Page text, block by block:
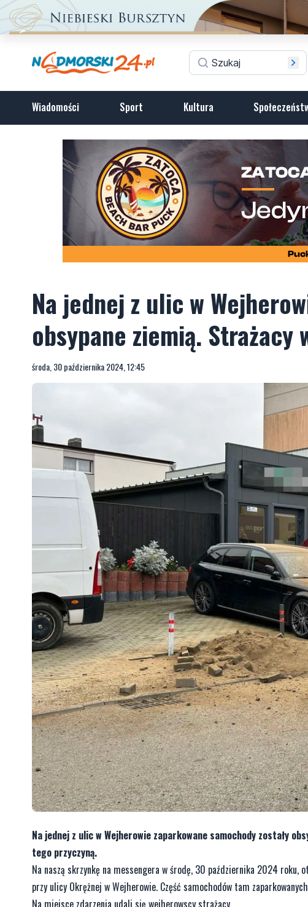
Wiadomości Sport Kultura
Na jednej z ulic w
obsypane ziemią. Strażacy
środa, 30 października 2024, 12:45
Na jednej z ulic w Wejherowie zaparkowane samochody zostały
tego przyczyną.
Na naszą skrzynkę na messengera w środę, 30 października 2024
przy ulicy Okrężnej w Wejherowie. Część samochodów tam
Na miejsce zdarzenia udali się wejherowscy strażacy.